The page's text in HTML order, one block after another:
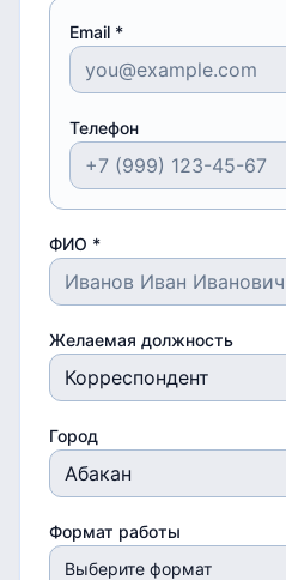
Email *
Телефон
ФИО *
Желаемая должность
Город
Формат работы
Выберите формат